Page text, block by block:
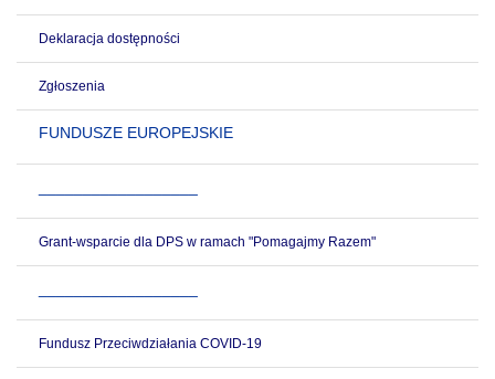
Deklaracja dostępności
Zgłoszenia
FUNDUSZE EUROPEJSKIE
Grant-wsparcie dla DPS w ramach "Pomagajmy Razem"
Fundusz Przeciwdziałania COVID-19